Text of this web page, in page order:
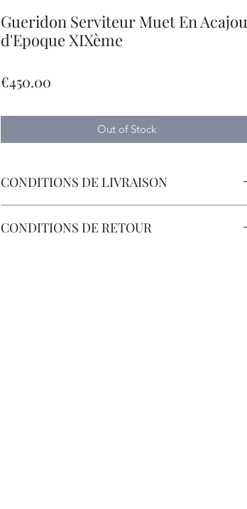
Gueridon Serviteur Muet En Acajou
d'Epoque XIXème
€450.00
Out of Stock
CONDITIONS DE LIVRAISON
CONDITIONS DE RETOUR